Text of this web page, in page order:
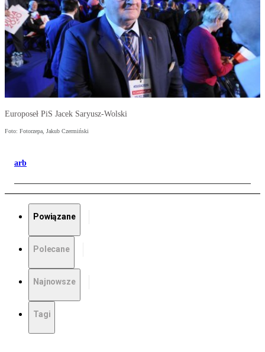
Europoseł PiS Jacek Saryusz-Wolski
Foto: Fotorzepa, Jakub Czermiński
arb
Powiązane
Polecane
Najnowsze
Tagi